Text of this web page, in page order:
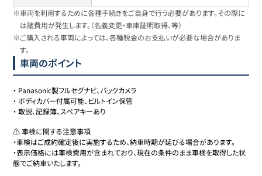
※車両を利用するために各種手続きをご自身で行う必要があります。その際に
は諸費用が発生します。（名義変更・車庫証明取得、等）
※ご購入される車両によっては、各種税金のお支払いが必要な場合がありま
す。
車両のポイント
・ Panasonic製フルセグナビ、バックカメラ
・ ボディカバー付属可能、ビルトイン保管
・取説、記録簿、スペアキーあり
⚠️ 車検に関する注意事項
・車検はご成約確定後に実施するため、納車時期が延びる場合があります。
・表示価格には車検費用が含まれており、現在の条件のまま車検を取得した状
態でご納車いたします。